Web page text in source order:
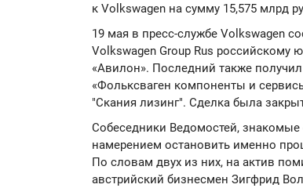
к Volkswagen на сумму 15,575 млрд
19 мая в пресс-службе Volkswagen
Volkswagen Group Rus
«Авилон». Последний также
«Фольксваген компоненты и
"Скания лизинг". Сделка была
Собеседники Ведомостей,
намерением остановить именно
По словам двух из них, на актив
австрийский бизнесмен Зигфрид